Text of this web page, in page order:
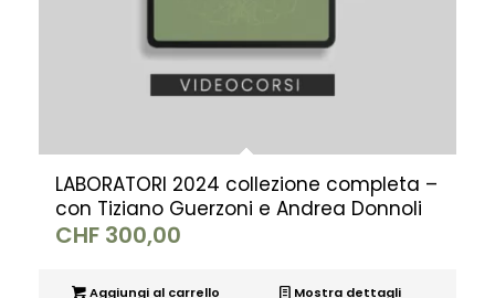
LABORATORI 2024 collezione completa –
con Tiziano Guerzoni e Andrea Donnoli
CHF300,00
Aggiungi al carrello Mostra dettagli